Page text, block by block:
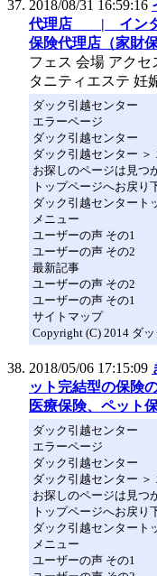
2018/08/31 16:59:16
代理店 | インタ
保険代理店（家財
フェス 会場 アクセ
タニティエステ 妊
ダック引越センター
エラーページ
ダック引越センター
ダック引越センター ＞
お探しのページは見つ
トップページへお戻り
ダック引越センタート
メニュー
ユーザーの声 その1
ユーザーの声 その2
最新記事
ユーザーの声 その2
ユーザーの声 その1
サイトマップ
Copyright (C) 2014 ダ
2018/05/06 17:15:09
ット完結型の保険
医療保険、ペット保
ダック引越センター
エラーページ
ダック引越センター
ダック引越センター ＞
お探しのページは見つ
トップページへお戻り
ダック引越センタート
メニュー
ユーザーの声 その1